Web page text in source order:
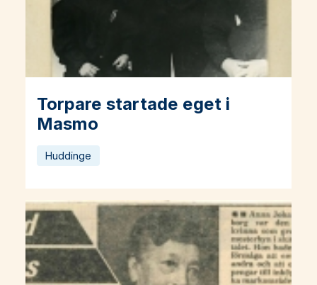
Torpare startade eget i
Masmo
Läs mer om Torpare startade eget i Masmo
Huddinge